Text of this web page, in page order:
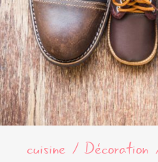
cuisine Décoration